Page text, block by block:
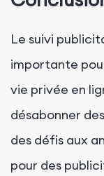
Le suivi
importante
vie privée en
désabonner
des défis aux
pour des